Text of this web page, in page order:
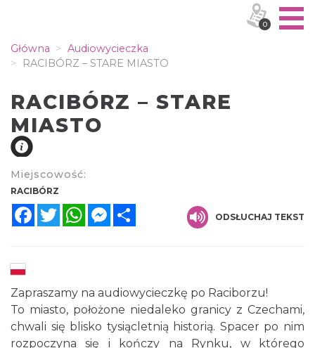
Główna
Audiowycieczka
RACIBÓRZ – STARE MIASTO
RACIBÓRZ – STARE
MIASTO
Miejscowość:
RACIBÓRZ
FacebookTwitterWhatsAppMessenger
ODSŁUCHAJ TEKST
Zapraszamy na audiowycieczkę po Raciborzu!
To miasto, położone niedaleko granicy z Czechami,
chwali się blisko tysiącletnią historią. Spacer po nim
rozpoczyna się i kończy na Rynku, w którego
0